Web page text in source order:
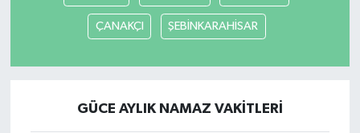
ÇANAKÇI ŞEBİNKARAHİSAR
GÜCE AYLIK NAMAZ VAKITLERI